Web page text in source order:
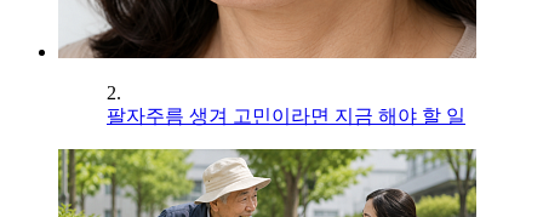
2.
팔자주름 생겨 고민이라면 지금 해야 할 일